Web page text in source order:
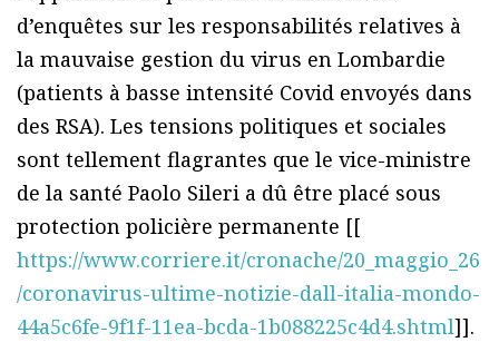
d’enquêtes sur les responsabilités relatives à
la mauvaise gestion du virus en Lombardie
(patients à basse intensité Covid envoyés dans
des RSA). Les tensions politiques et sociales
sont tellement flagrantes que le vice-ministre
de la santé Paolo Sileri a dû être placé sous
protection policière permanente [[
https://www.corriere.it/cronache/20_maggio_26
/coronavirus-ultime-notizie-dall-italia-mondo-
44a5c6fe-9f1f-11ea-bcda-1b088225c4d4.shtml]].